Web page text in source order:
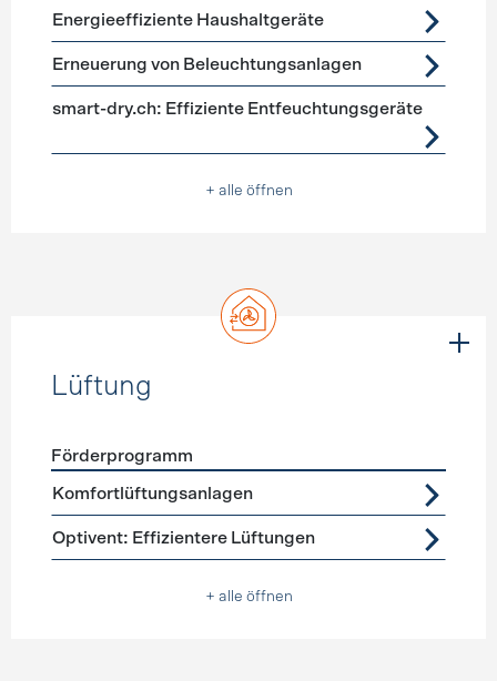
Förderprogramme Geräte, Beleuchtung
Energieeffiziente Haushaltgeräte
Erneuerung von Beleuchtungsanlagen
smart-dry.ch: Effiziente Entfeuchtungsgeräte
+ alle öffnen
Lüftung
Förderprogramme Lüftung
Förderprogramm
Komfortlüftungsanlagen
Optivent: Effizientere Lüftungen
+ alle öffnen